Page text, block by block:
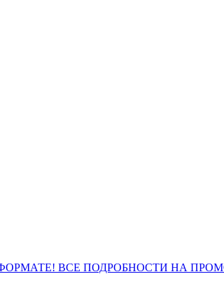
ВСЕ ПОДРОБНОСТИ НА